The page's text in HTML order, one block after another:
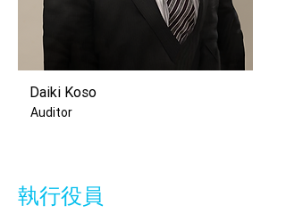
Daiki Koso
Auditor
執行役員